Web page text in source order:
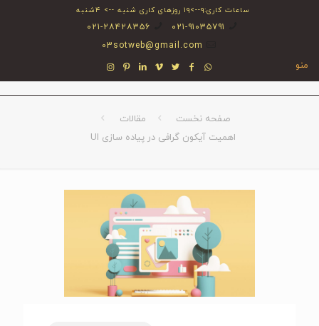
ساعات کاری:۹-->۱۹ روزهای کاری شنبه --> ۴شنبه
۰۲۱-۹۱۰۳۵۷۹۱
۰۲۱-۲۸۴۲۸۳۵۶
03sotweb@gmail.com
منو
صفحه نخست
مقالات
اهمیت آیکون گرافی در پیاده سازی UI